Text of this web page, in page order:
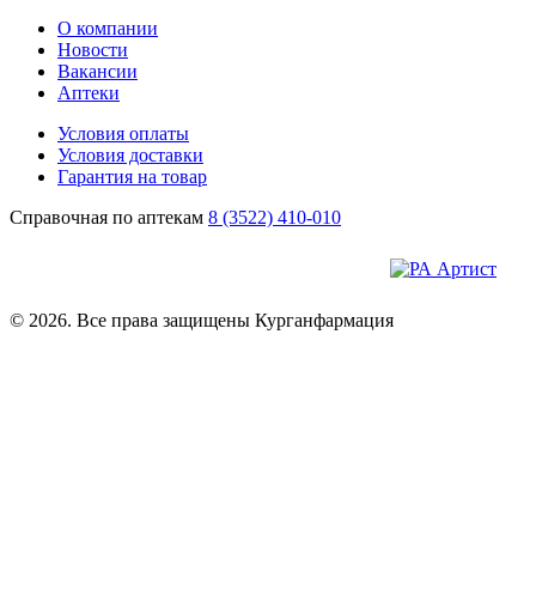
О компании
Новости
Вакансии
Аптеки
Условия оплаты
Условия доставки
Гарантия на товар
Справочная по аптекам 8 (3522) 410-010
© 2026. Все права защищены Курганфармация